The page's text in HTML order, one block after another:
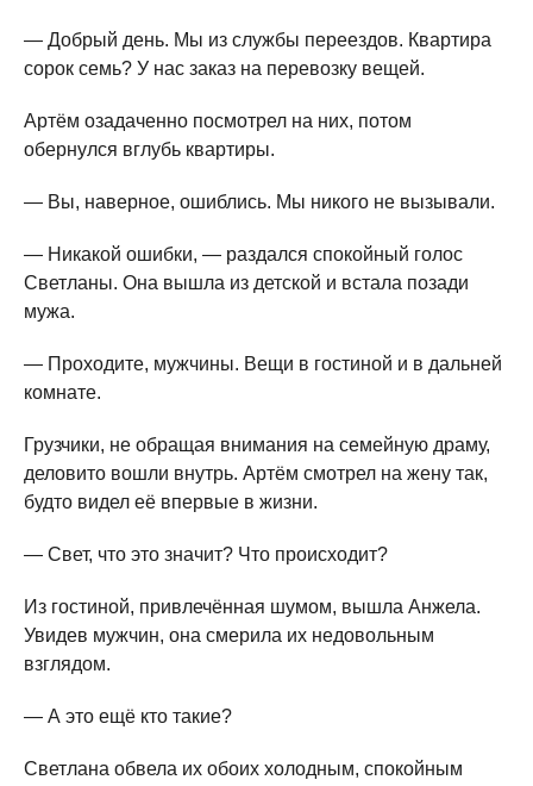
— Добрый день. Мы из службы переездов. Квартира
сорок семь? У нас заказ на перевозку вещей.
Артём озадаченно посмотрел на них, потом
обернулся вглубь квартиры.
— Вы, наверное, ошиблись. Мы никого не вызывали.
— Никакой ошибки, — раздался спокойный голос
Светланы. Она вышла из детской и встала позади
мужа.
— Проходите, мужчины. Вещи в гостиной и в дальней
комнате.
Грузчики, не обращая внимания на семейную драму,
деловито вошли внутрь. Артём смотрел на жену так,
будто видел её впервые в жизни.
— Свет, что это значит? Что происходит?
Из гостиной, привлечённая шумом, вышла Анжела.
Увидев мужчин, она смерила их недовольным
взглядом.
— А это ещё кто такие?
Светлана обвела их обоих холодным, спокойным